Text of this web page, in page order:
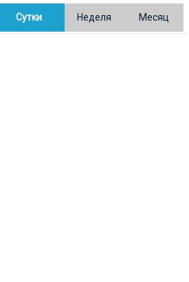
В Казахстане готовят новую
редакцию Конституции: меняется
Сутки Неделя Месяц